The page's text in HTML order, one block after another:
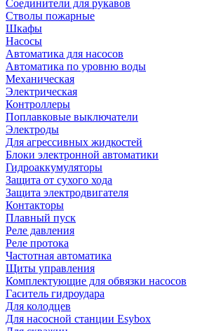
Соединители для рукавов
Стволы пожарные
Шкафы
Насосы
Автоматика для насосов
Автоматика по уровню воды
Механическая
Электрическая
Контроллеры
Поплавковые выключатели
Электроды
Для агрессивных жидкостей
Блоки электронной автоматики
Гидроаккумуляторы
Защита от сухого хода
Защита электродвигателя
Контакторы
Плавный пуск
Реле давления
Реле протока
Частотная автоматика
Щиты управления
Комплектующие для обвязки насосов
Гаситель гидроудара
Для колодцев
Для насосной станции Esybox